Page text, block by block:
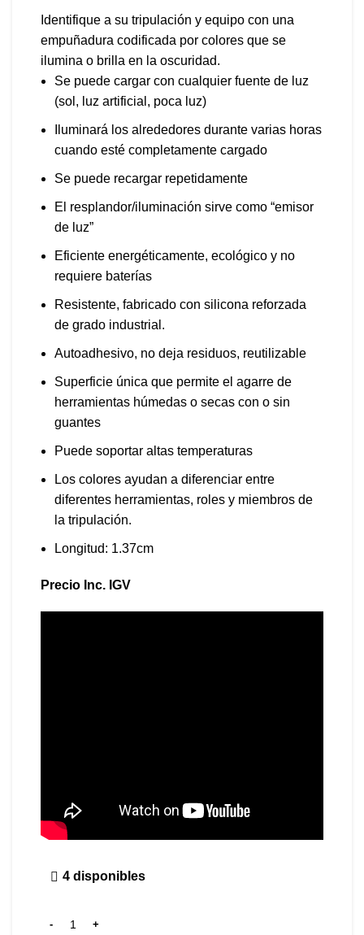
Identifique a su tripulación y equipo con una
empuñadura codificada por colores que se
ilumina o brilla en la oscuridad.
Se puede cargar con cualquier fuente de luz
(sol, luz artificial, poca luz)
Iluminará los alrededores durante varias horas
cuando esté completamente cargado
Se puede recargar repetidamente
El resplandor/iluminación sirve como “emisor
de luz”
Eficiente energéticamente, ecológico y no
requiere baterías
Resistente, fabricado con silicona reforzada
de grado industrial.
Autoadhesivo, no deja residuos, reutilizable
Superficie única que permite el agarre de
herramientas húmedas o secas con o sin
guantes
Puede soportar altas temperaturas
Los colores ayudan a diferenciar entre
diferentes herramientas, roles y miembros de
la tripulación.
Longitud: 1.37cm
Precio Inc. IGV
4 disponibles